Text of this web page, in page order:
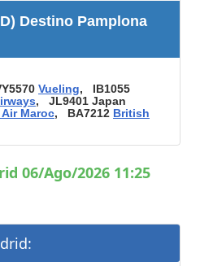
Destino Pamplona
Vueling, IB1055
, JL9401 Japan
Maroc, BA7212 British
06/Ago/2026 11:25